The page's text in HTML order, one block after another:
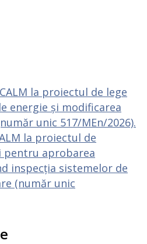
la proiectul de lege
energie și modificarea
unic 517/MEn/2026).
la proiectul de
pentru aprobarea
inspecția sistemelor de
(număr unic